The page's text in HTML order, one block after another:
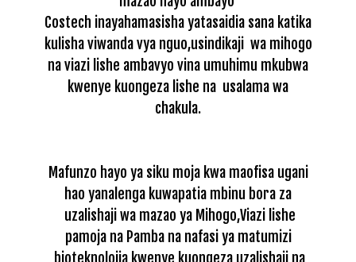
Costech inayahamasisha yatasaidia sana katika
kulisha viwanda vya nguo,usindikaji wa mihogo
na viazi lishe ambavyo vina umuhimu mkubwa
kwenye kuongeza lishe na usalama wa
chakula.
Mafunzo hayo ya siku moja kwa maofisa ugani
hao yanalenga kuwapatia mbinu bora za
uzalishaji wa mazao ya Mihogo,Viazi lishe
pamoja na Pamba na nafasi ya matumizi
bioteknolojia kwenye kuongeza uzalishaji na